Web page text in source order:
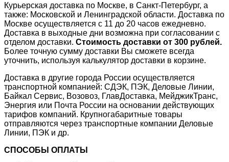
Курьерская доставка по Москве, в Санкт-Петербург, а
также: Московской и Ленинградской области. Доставка по
Москве осуществляется с 11 до 20 часов ежедневно.
Доставка в выходные дни возможна при согласовании с
отделом доставки. Стоимость доставки от 300 рублей.
Более точную сумму доставки Вы сможете всегда
уточнить, используя калькулятор доставки в корзине.
Доставка в другие города России осуществляется
транспортной компанией: СДЭК, ПЭК, Деловые Линии,
Байкал Сервис, Возовоз, ГлавДоставка, МейджикТранс,
Энергия или Почта России на основании действующих
тарифов компаний. Крупногабаритные товары
отправляются через транспортные компании Деловые
Линии, ПЭК и др.
СПОСОБЫ ОПЛАТЫ